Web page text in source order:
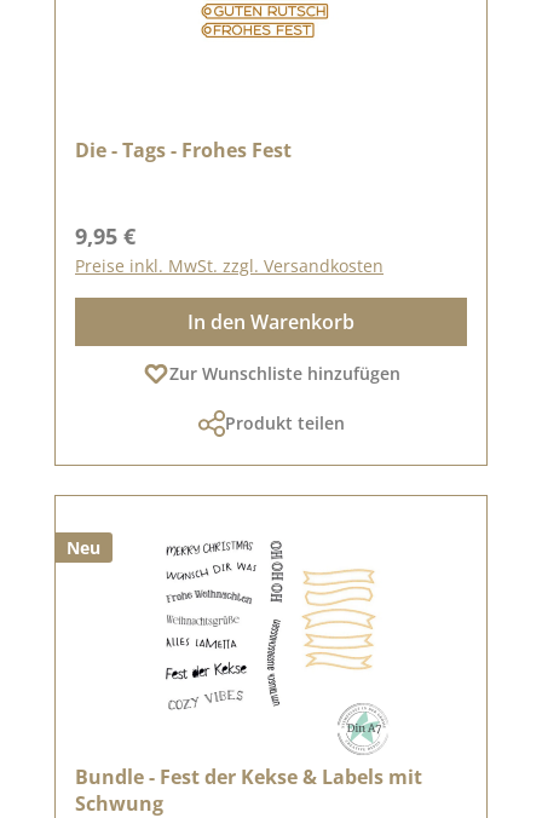
Die - Tags - Frohes Fest
Regulärer Preis:
9,95 €
Preise inkl. MwSt. zzgl. Versandkosten
In den Warenkorb
Zur Wunschliste hinzufügen
Produkt teilen
Neu
Bundle - Fest der Kekse & Labels mit
Schwung